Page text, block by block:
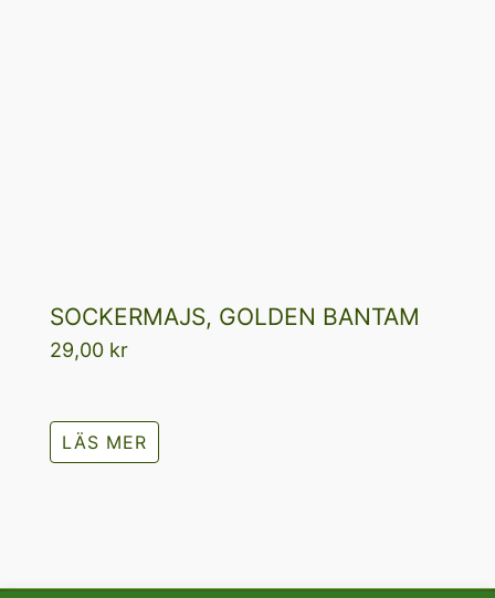
SOCKERMAJS, GOLDEN BANTAM
29,00 kr
LÄS MER